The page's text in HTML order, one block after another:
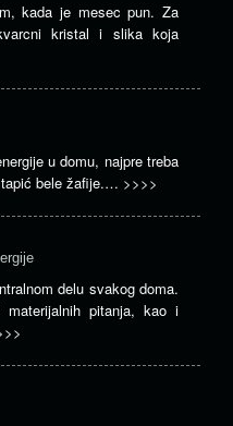
kada je mesec pun. Za
kristal i slika koja
u domu, najpre treba
bele žafije.… >>>>
delu svakog doma.
pitanja, kao i